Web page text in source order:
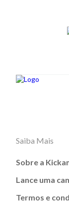
Saiba Mais
Sobre a
Lance uma
Termos e